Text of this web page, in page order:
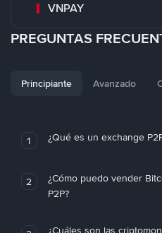
VNPAY
PREGUNTAS
Principiante Avanzado
1 ¿Qué es un exchange
2
¿Cómo puedo vender
P2P?
¿Cuáles son las